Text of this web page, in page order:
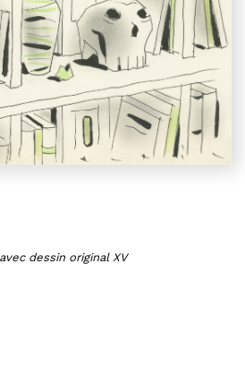
dessin original XV